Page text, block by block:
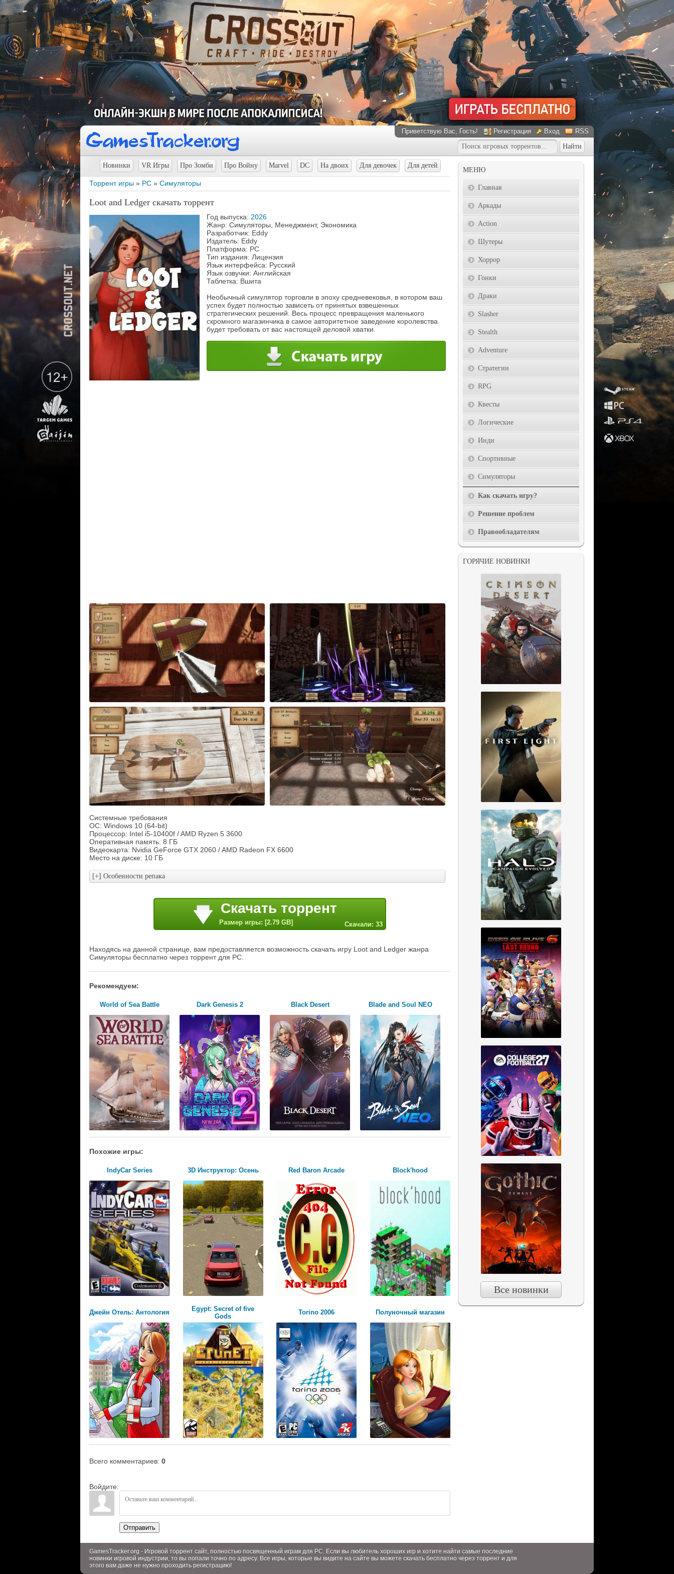
Приветствую Вас, Гость! Регистрация Вход RSS
Новинки VR Игры Про Зомби Про Войну Marvel DC На двоих Для девочек Для детей
Торрент игры » PC » Симуляторы
Loot and Ledger скачать торрент
Год выпуска: 2026
Жанр: Симуляторы, Менеджмент, Экономика
Разработчик: Eddy
Издатель: Eddy
Платформа: PC
Тип издания: Лицензия
Язык интерфейса: Русский
Язык озвучки: Английская
Таблетка: Вшита
Необычный симулятор торговли в эпоху средневековья, в котором ваш
успех будет полностью зависеть от принятых взвешенных
стратегических решений. Весь процесс превращения маленького
скромного магазинчика в самое авторитетное заведение королевства
будет требовать от вас настоящей деловой хватки.
Системные требования
ОС: Windows 10 (64-bit)
Процессор: Intel i5-10400f / AMD Ryzen 5 3600
Оперативная память: 8 ГБ
Видеокарта: Nvidia GeForce GTX 2060 / AMD Radeon FX 6600
Место на диске: 10 ГБ
Скачать торрент
Размер игры: [2.79 GB] Скачали: 33
Находясь на данной странице, вам предоставляется возможность скачать игру Loot and Ledger жанра
Симуляторы бесплатно через торрент для PC.
Рекомендуем:
World of Sea Battle Dark Genesis 2 Black Desert Blade and Soul NEO
Похожие игры:
IndyCar Series 3D Инструктор: Осень Red Baron Arcade Block'hood
Джейн Отель: Антология
Egypt: Secret of five
Gods
Torino 2006 Полуночный магазин
Всего комментариев: 0
Войдите:
Отправить
МЕНЮ
Главная
Аркады
Action
Шутеры
Хоррор
Гонки
Драки
Slasher
Stealth
Adventure
Стратегии
RPG
Квесты
Логические
Инди
Спортивные
Симуляторы
Как скачать игру?
Решение проблем
Правообладателям
ГОРЯЧИЕ НОВИНКИ
Все новинки
GamesTracker.org - Игровой торрент сайт, полностью посвященный играм для PC. Если вы любитель хороших игр и хотите найти самые последние
новинки игровой индустрии, то вы попали точно по адресу. Все игры, которые вы видите на сайте вы можете скачать бесплатно через торрент и для
этого вам даже не нужно проходить регистрацию!